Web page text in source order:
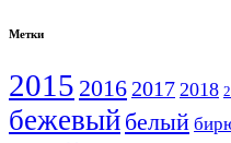
Метки
2015 2016 2017 2018
бежевый белый